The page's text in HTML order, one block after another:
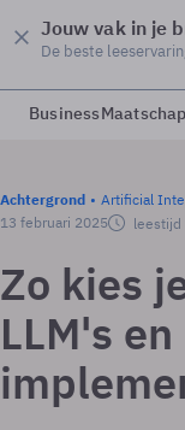
Jouw vak in je
De beste
Business
Achtergrond Artificial
13 februari 2025
leestijd
Zo kies
LLM's en